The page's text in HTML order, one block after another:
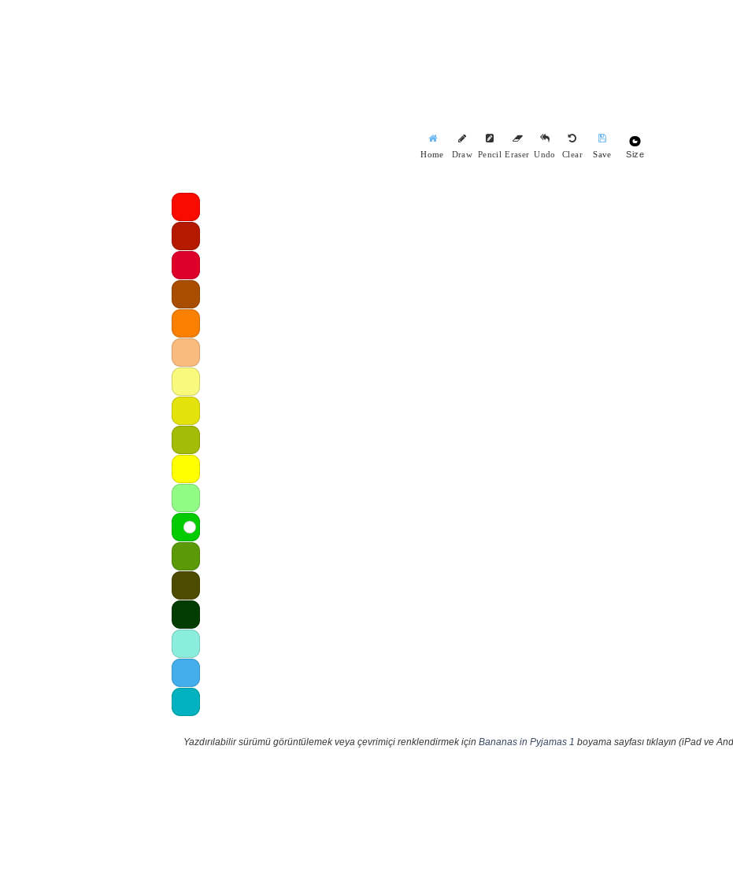
Home Draw Pencil Eraser Undo Clear Save Size
Yazdırılabilir sürümü görüntülemek veya çevrimiçi renklendirmek için Bananas in Pyjamas 1 boyama sayfası tıklayın (iPad ve